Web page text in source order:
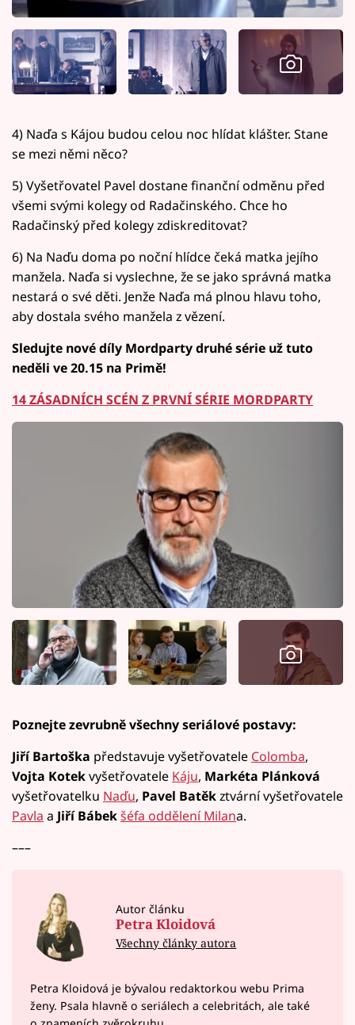
4) Naďa s Kájou budou celou noc hlídat klášter. Stane
se mezi němi něco?
5) Vyšetřovatel Pavel dostane finanční odměnu před
všemi svými kolegy od Radačinského. Chce ho
Radačinský před kolegy zdiskreditovat?
6) Na Naďu doma po noční hlídce čeká matka jejího
manžela. Naďa si vyslechne, že se jako správná matka
nestará o své děti. Jenže Naďa má plnou hlavu toho,
aby dostala svého manžela z vězení.
Sledujte nové díly Mordparty druhé série už tuto
neděli ve 20.15 na Primě!
14 ZÁSADNÍCH SCÉN Z PRVNÍ SÉRIE MORDPARTY
Poznejte zevrubně všechny seriálové postavy:
Jiří Bartoška představuje vyšetřovatele Colomba,
Vojta Kotekvyšetřovatele Káju, Markéta Plánková
vyšetřovatelku Naďu, Pavel Batěkztvární vyšetřovatele
Pavla a Jiří Bábekšéfa oddělení Milana.
–––
Autor článku
Petra Kloidová
Všechny články autora
Petra Kloidová je bývalou redaktorkou webu Prima
ženy. Psala hlavně o seriálech a celebritách, ale také